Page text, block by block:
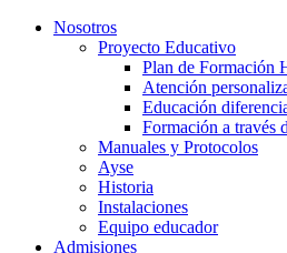
Nosotros
Proyecto Educativo
Plan de Formación
Atención
Educación
Formación a través
Manuales y Protocolos
Ayse
Historia
Instalaciones
Equipo educador
Admisiones